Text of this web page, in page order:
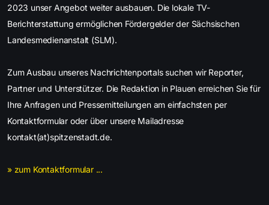
2023 unser Angebot weiter ausbauen. Die lokale TV-
Berichterstattung ermöglichen Fördergelder der Sächsischen
Landesmedienanstalt (SLM).
Zum Ausbau unseres Nachrichtenportals suchen wir Reporter,
Partner und Unterstützer. Die Redaktion in Plauen erreichen Sie für
Ihre Anfragen und Pressemitteilungen am einfachsten per
Kontaktformular oder über unsere Mailadresse
kontakt(at)spitzenstadt.de.
» zum Kontaktformular ...